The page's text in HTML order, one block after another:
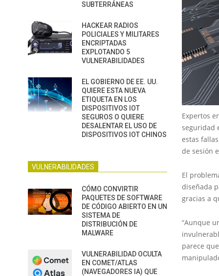
Expertos
seguridad
estas
de sesión
El
diseñada
gracias a
“Aunque
parece
SUBTERRÁNEAS
HACKEAR RADIOS
POLICIALES Y MILITARES
ENCRIPTADAS
EXPLOTANDO 5
VULNERABILIDADES
EL GOBIERNO DE EE. UU.
QUIERE ESTA NUEVA
ETIQUETA EN LOS
DISPOSITIVOS IOT
SEGUROS O QUIERE
DESALENTAR EL USO DE
DISPOSITIVOS IOT CHINOS
VULNERABILIDADES
CÓMO CONVIRTIR
PAQUETES DE SOFTWARE
DE CÓDIGO ABIERTO EN UN
SISTEMA DE
DISTRIBUCIÓN DE
MALWARE
VULNERABILIDAD OCULTA
EN COMET/ATLAS
(NAVEGADORES IA) QUE